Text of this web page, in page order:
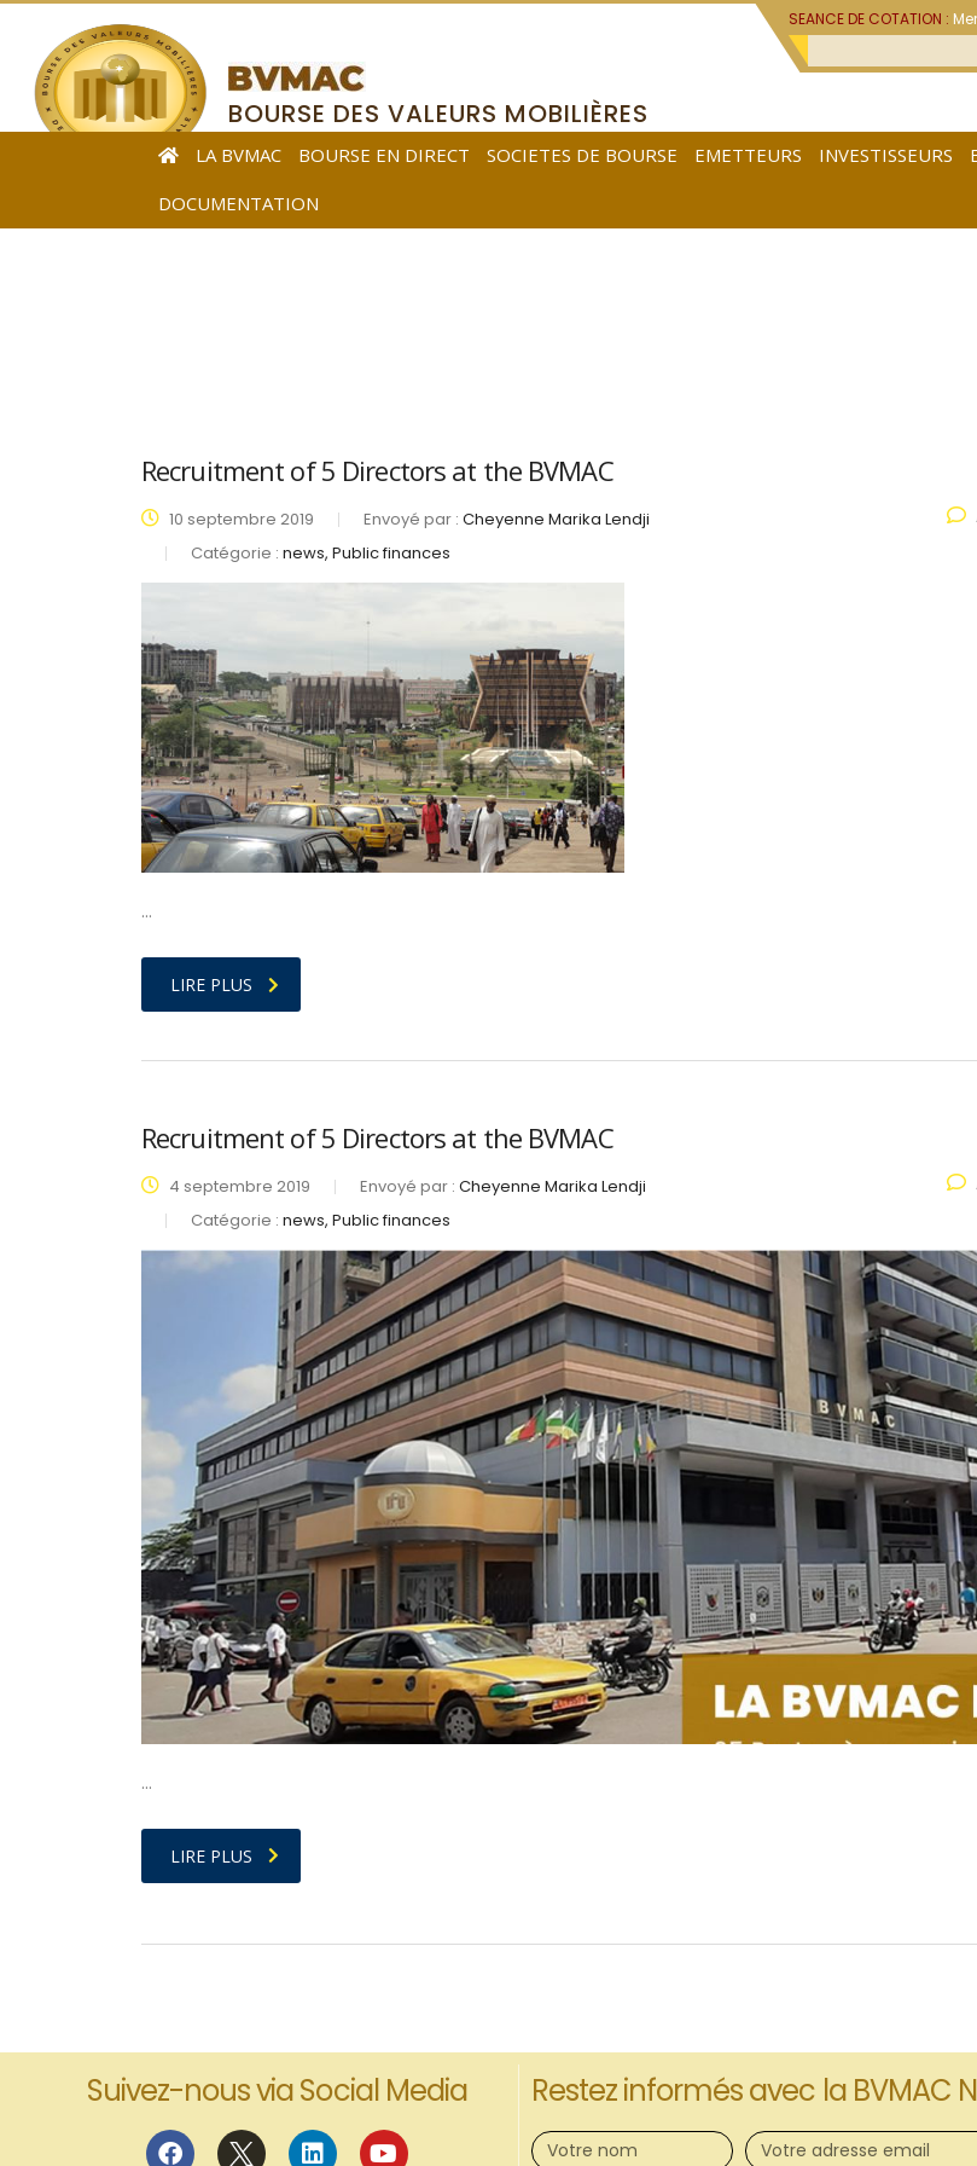
SEANCE DE COTATION :
BOURSE DES VALEURS MOBILIÈRES
DE L’AFRIQUE CENTRALE
LA BVMAC BOURSE EN DIRECT SOCIETES DE BOURSE EMETTEURS INVESTISSEURS
DOCUMENTATION
Recruitment of 5 Directors at the BVMAC
10 septembre 2019 Envoyé par : Cheyenne Marika Lendji
Catégorie : news, Public finances
…
LIRE PLUS
Recruitment of 5 Directors at the BVMAC
4 septembre 2019 Envoyé par : Cheyenne Marika Lendji
Catégorie : news, Public finances
…
LIRE PLUS
Suivez-nous via Social Media Restez informés avec la BVMAC